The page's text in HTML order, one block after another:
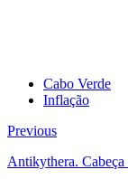
Cabo Verde
Inflação
Previous
Antikythera.